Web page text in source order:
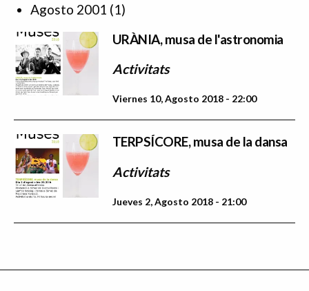
Agosto 2001 (1)
URÀNIA, musa de l'astronomia
Activitats
Viernes 10, Agosto 2018 - 22:00
TERPSÍCORE, musa de la dansa
Activitats
Jueves 2, Agosto 2018 - 21:00